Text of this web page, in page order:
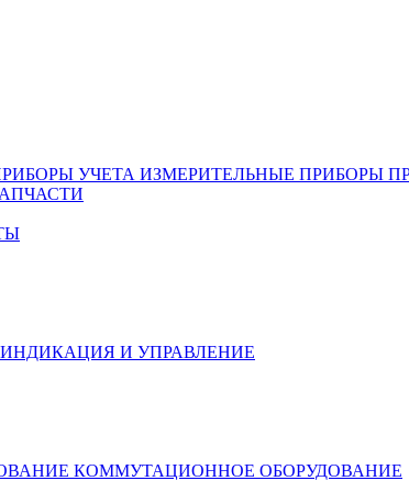
ИЗМЕРИТЕЛЬНЫЕ ПРИБОРЫ
ИНДИКАЦИЯ И УПРАВЛЕНИЕ
КОММУТАЦИОННОЕ ОБОРУДОВАНИЕ